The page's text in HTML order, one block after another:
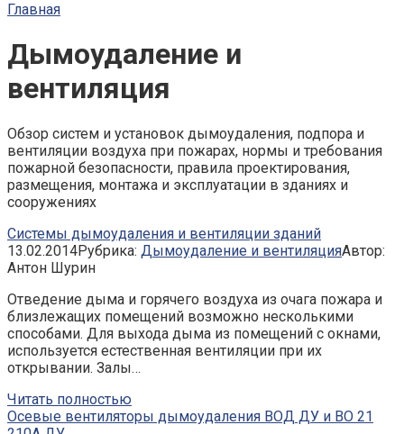
Главная
Дымоудаление и
вентиляция
Обзор систем и установок дымоудаления, подпора и
вентиляции воздуха при пожарах, нормы и требования
пожарной безопасности, правила проектирования,
размещения, монтажа и эксплуатации в зданиях и
сооружениях
Системы дымоудаления и вентиляции зданий
13.02.2014Рубрика: Дымоудаление и вентиляцияАвтор:
Антон Шурин
Отведение дыма и горячего воздуха из очага пожара и
близлежащих помещений возможно несколькими
способами. Для выхода дыма из помещений с окнами,
используется естественная вентиляции при их
открывании. Залы…
Читать полностью
Осевые вентиляторы дымоудаления ВОД ДУ и ВО 21